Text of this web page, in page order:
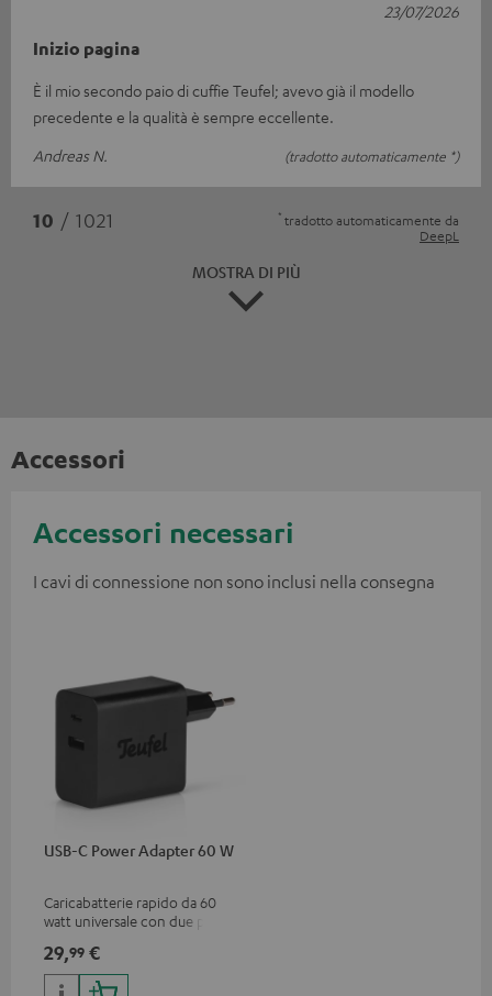
Inizio pagina
È il mio secondo paio di cuffie Teufel; avevo già il modello
precedente e la qualità è sempre eccellente.
Andreas N.
(tradotto automaticamente *)
23/07/2026
10 / 1021 * tradotto automaticamente da
DeepL
MOSTRA DI PIÙ
Accessori
Accessori necessari
I cavi di connessione non sono inclusi nella consegna
USB-C Power Adapter 60 W
Caricabatterie rapido da 60
watt universale con due porte
watt / USB 7,5 watt) per cuffie
e casse portatili, laptop e altri
29,99 €